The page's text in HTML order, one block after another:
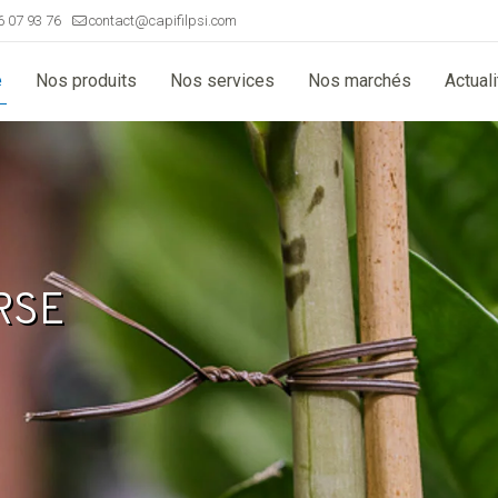
07 93 76 contact@capifilpsi.com
Nos produits Nos services Nos marchés